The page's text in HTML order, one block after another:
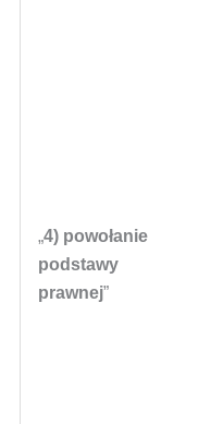
„4) powołanie
podstawy
prawnej”